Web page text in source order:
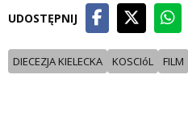
UDOSTĘPNIJ
DIECEZJA KIELECKA KOSCIóL FILM